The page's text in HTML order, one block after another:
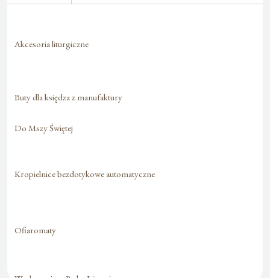
Akcesoria liturgiczne
Buty dla księdza z manufaktury
Do Mszy Świętej
Kropielnice bezdotykowe automatyczne
Ofiaromaty